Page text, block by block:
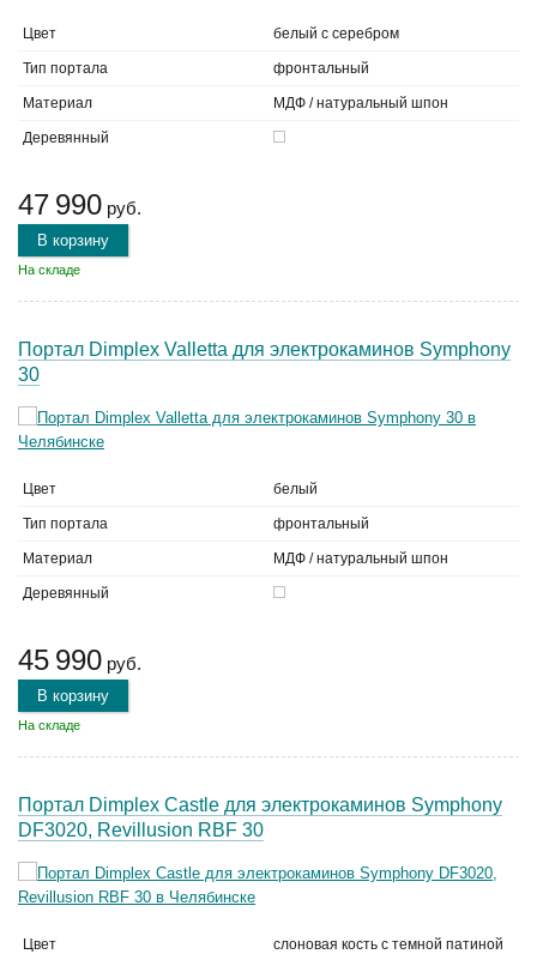
Цвет белый с серебром
Тип портала фронтальный
Материал МДФ / натуральный шпон
Деревянный
47 990 руб.
В корзину
На складе
Портал Dimplex Valletta для электрокаминов Symphony
30
Цвет белый
Тип портала фронтальный
Материал МДФ / натуральный шпон
Деревянный
45 990 руб.
В корзину
На складе
Портал Dimplex Castle для электрокаминов Symphony
DF3020, Revillusion RBF 30
Цвет слоновая кость с темной патиной